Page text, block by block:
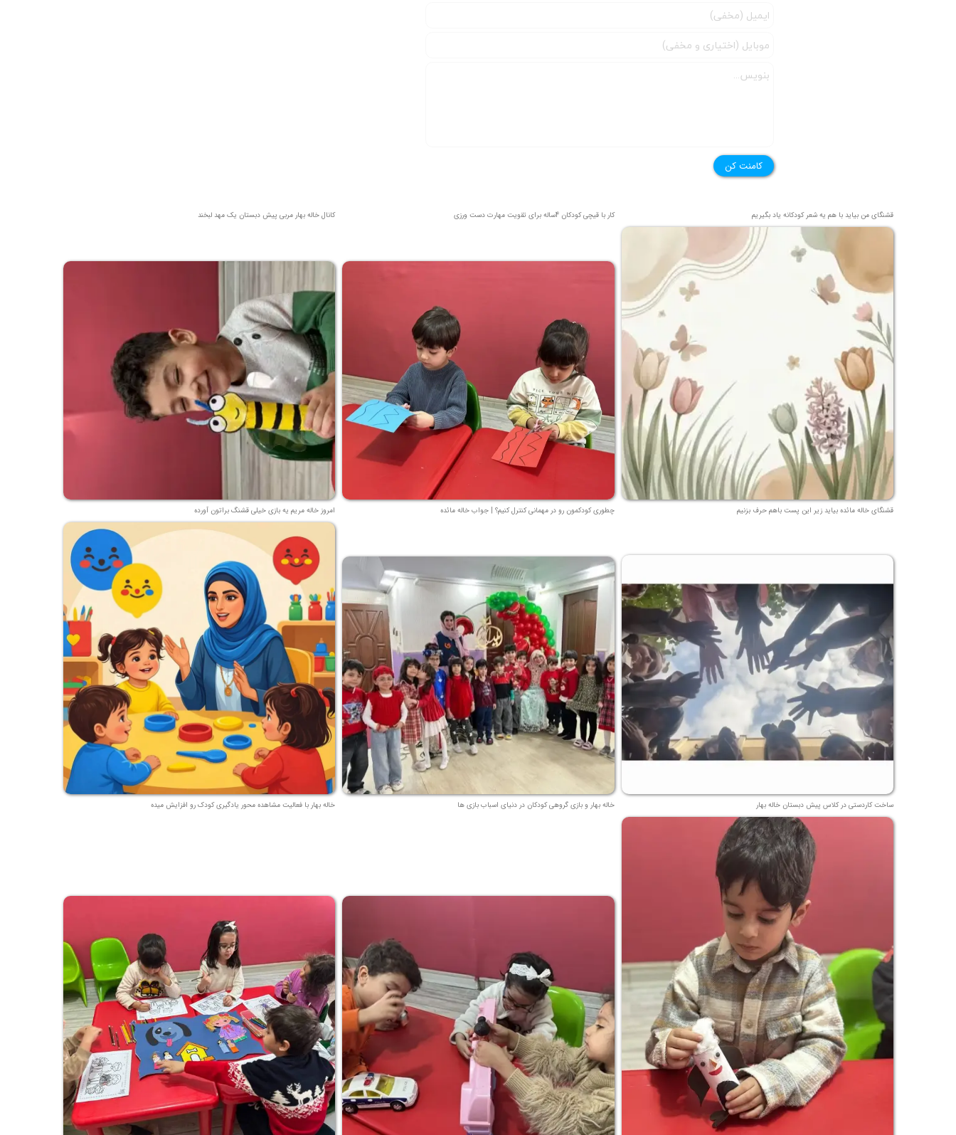
کامنت کن
قشنگای من بيايد با هم یه شعر کودکانه ياد بگیریم کار با قیچی کودکان 4ساله برای تقویت مهارت دست ورزی کانال خاله بهار مربی پیش دبستان یک مهد لبخند
قشنگای خاله مائده بیاید زیر این پست باهم حرف بزنیم چطوری کودکمون رو در مهمانی کنترل کنیم؟ | جواب خاله مائده امروز خاله مریم یه بازی خیلی قشنگ براتون آورده
ساخت کاردستی در کلاس پیش دبستان خاله بهار خاله بهار و بازی گروهی کودکان در دنیای اسباب بازی ها خاله بهار با فعالیت مشاهده محور یادگیری کودک رو افزایش میده